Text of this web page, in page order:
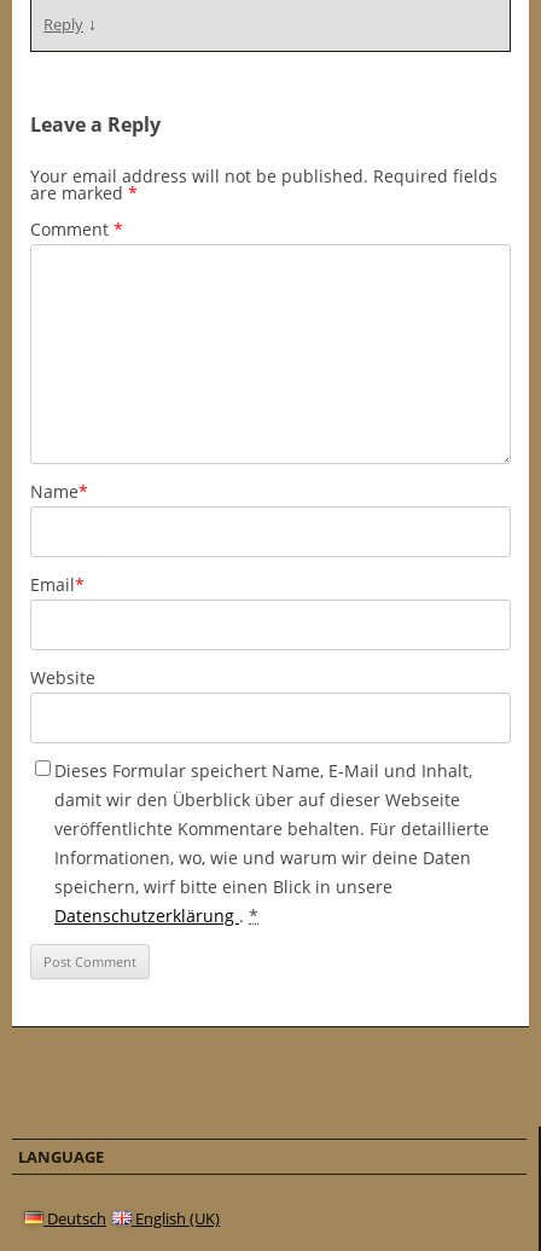
Reply ↓
Leave a Reply
Your email address will not be published. Required fields
are marked *
Comment *
Name*
Email*
Website
Dieses Formular speichert Name, E-Mail und Inhalt,
damit wir den Überblick über auf dieser Webseite
veröffentlichte Kommentare behalten. Für detaillierte
Informationen, wo, wie und warum wir deine Daten
speichern, wirf bitte einen Blick in unsere
Datenschutzerklärung . *
LANGUAGE
Deutsch English (UK)